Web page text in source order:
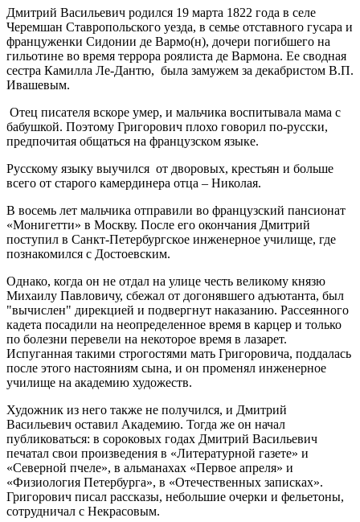
Дмитрий Васильевич родился 19 марта 1822 года в селе
Черемшан Ставропольского уезда, в семье отставного гусара и
француженки Сидонии де Вармо(н), дочери погибшего на
гильотине во время террора роялиста де Вармона. Ее сводная
сестра Камилла Ле-Дантю, была замужем за декабристом В.П.
Ивашевым.
Отец писателя вскоре умер, и мальчика воспитывала мама с
бабушкой. Поэтому Григорович плохо говорил по-русски,
предпочитая общаться на французском языке.
Русскому языку выучился от дворовых, крестьян и больше
всего от старого камердинера отца – Николая.
В восемь лет мальчика отправили во французский пансионат
«Монигетти» в Москву. После его окончания Дмитрий
поступил в Санкт-Петербургское инженерное училище, где
познакомился с Достоевским.
Однако, когда он не отдал на улице честь великому князю
Михаилу Павловичу, сбежал от догонявшего адъютанта, был
"вычислен" дирекцией и подвергнут наказанию. Рассеянного
кадета посадили на неопределенное время в карцер и только
по болезни перевели на некоторое время в лазарет.
Испуганная такими строгостями мать Григоровича, поддалась
после этого настояниям сына, и он променял инженерное
училище на академию художеств.
Художник из него также не получился, и Дмитрий
Васильевич оставил Академию. Тогда же он начал
публиковаться: в сороковых годах Дмитрий Васильевич
печатал свои произведения в «Литературной газете» и
«Северной пчеле», в альманахах «Первое апреля» и
«Физиология Петербурга», в «Отечественных записках».
Григорович писал рассказы, небольшие очерки и фельетоны,
сотрудничал с Некрасовым.